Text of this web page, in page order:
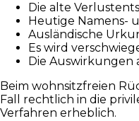
Die alte
Heutige Namens-
Ausländische
Es wird
Die
Beim wohnsitzfreien
Fall rechtlich in die
Verfahren erheblich.